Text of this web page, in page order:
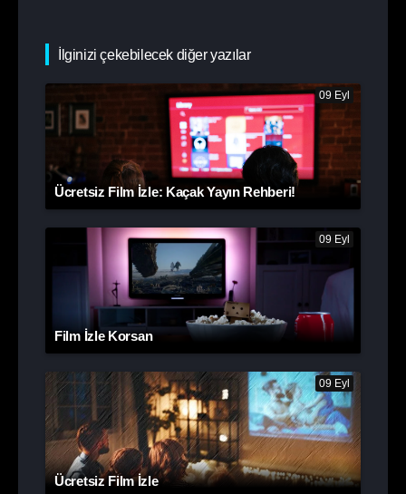
İlginizi çekebilecek diğer yazılar
09 Eyl
Ücretsiz Film İzle: Kaçak Yayın Rehberi!
09 Eyl
Film İzle Korsan
09 Eyl
Ücretsiz Film İzle